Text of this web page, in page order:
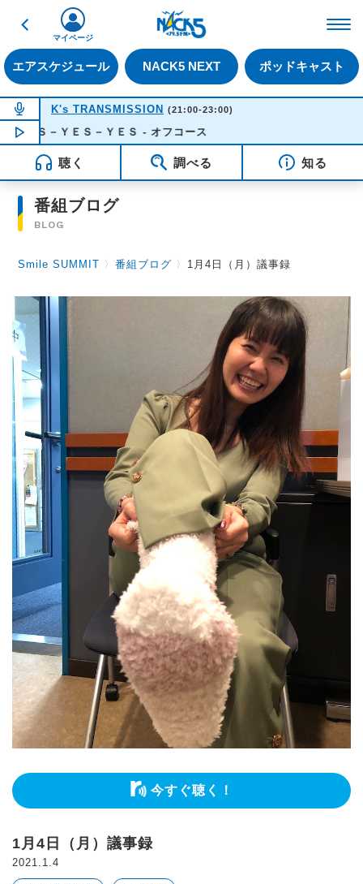
戻る
エアスケジュール NACK5 NEXT ポッドキャスト
マイページ
NOW ON AIR
K's TRANSMISSION (21:00-23:00)
NOW PLAYING22:11
Ｓ－ＹＥＳ－ＹＥＳ - オフコース
聴く 調べる 知る
番組ブログ
BLOG
Smile SUMMIT 〉番組ブログ 〉 1月4日（月）議事録
今すぐ聴く！
1月4日（月）議事録
2021.1.4